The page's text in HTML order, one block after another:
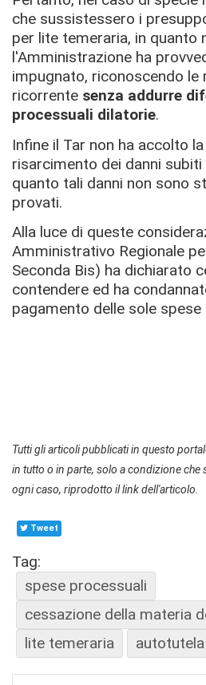
che sussistessero i
per lite temeraria, in quanto
l'Amministrazione ha
impugnato, riconoscendo le
ricorrente senza addurre
processuali dilatorie.
Infine il Tar non ha accolto
risarcimento dei danni
quanto tali danni non sono
provati.
Alla luce di queste
Amministrativo Regionale
Seconda Bis) ha dichiarato
contendere ed ha
pagamento delle sole spese
Tutti gli articoli pubblicati in questo
in tutto o in parte, solo a condizione che
ogni caso, riprodotto il link dell'articolo.
Tweet
Tag:
spese processuali
cessazione della materia
lite temeraria
autotutela